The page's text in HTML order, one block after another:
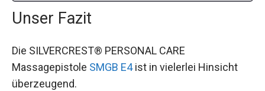
Unser Fazit
Die SILVERCREST® PERSONAL CARE
Massagepistole SMGB E4ist in vielerlei Hinsicht
überzeugend.